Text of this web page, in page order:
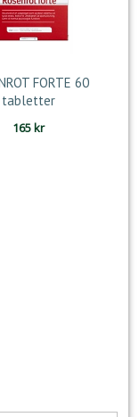
FORTE 60
tabletter
165kr